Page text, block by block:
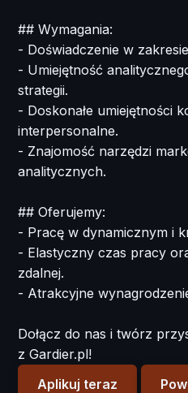
## Wymagania:
- Doświadczenie w
- Umiejętność
strategii.
- Doskonałe umiejętności
interpersonalne.
- Znajomość narzędzi
analitycznych.
## Oferujemy:
- Pracę w dynamicznym i
- Elastyczny czas pracy
zdalnej.
- Atrakcyjne
Dołącz do nas i twórz
z Gardier.pl!
Aplikuj teraz